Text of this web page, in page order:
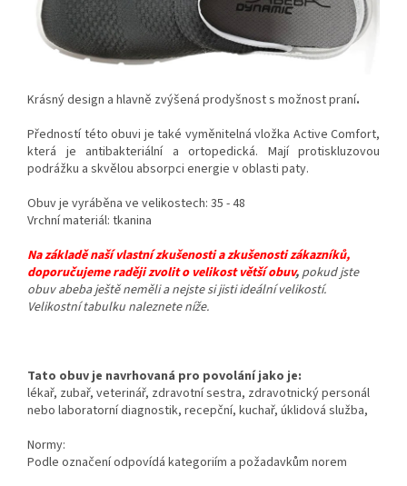
Krásný design a hlavně zvýšená prodyšnost s možnost praní.
Předností této obuvi je také vyměnitelná vložka Active Comfort,
která je antibakteriální a ortopedická. Mají protiskluzovou
podrážku a skvělou absorpci energie v oblasti paty.
Obuv je vyráběna ve velikostech: 35 - 48
Vrchní materiál: tkanina
Na základě naší vlastní zkušenosti a zkušenosti zákazníků,
doporučujeme raději zvolit o velikost větší obuv, pokud jste
obuv abeba ještě neměli a nejste si jisti ideální velikostí.
Velikostní tabulku naleznete níže.
Tato obuv je navrhovaná pro povolání jako je:
lékař, zubař, veterinář, zdravotní sestra, zdravotnický personál
nebo laboratorní diagnostik, recepční, kuchař, úklidová služba,
Normy:
Podle označení odpovídá kategoriím a požadavkům norem